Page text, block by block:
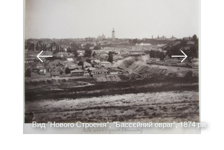
Вид "Нового Строенія", "Бассєйний овраг", 1874 рік